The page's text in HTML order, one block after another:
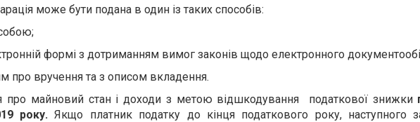
може бути подана в один із таких способів:
формі з дотриманням вимог законів щодо електронного
про вручення та з описом вкладення.
про майновий стан і доходи з метою відшкодування податкової знижки
року. Якщо платник податку до кінця податкового року, наступного